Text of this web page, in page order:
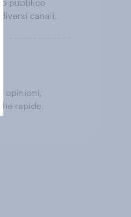
pubblico
canali.
opinioni,
rapide.